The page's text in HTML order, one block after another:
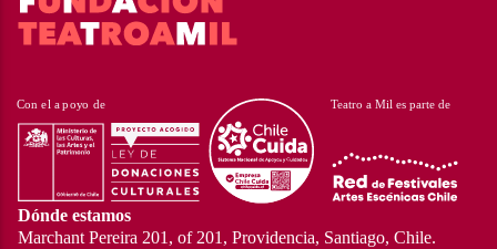
Dónde estamos
Marchant Pereira 201, of 201, Providencia, Santiago, Chile.